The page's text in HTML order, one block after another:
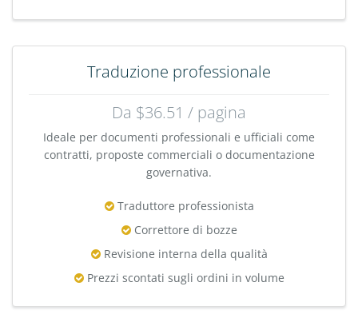
Traduzione professionale
Da $36.51 / pagina
Ideale per documenti professionali e ufficiali come
contratti, proposte commerciali o documentazione
governativa.
Traduttore professionista
Correttore di bozze
Revisione interna della qualità
Prezzi scontati sugli ordini in volume